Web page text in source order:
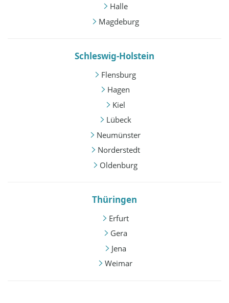
Halle
Magdeburg
Schleswig-Holstein
Flensburg
Hagen
Kiel
Lübeck
Neumünster
Norderstedt
Oldenburg
Thüringen
Erfurt
Gera
Jena
Weimar